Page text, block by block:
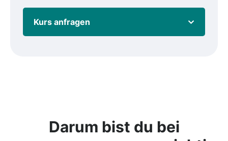
Kurs anfragen
Darum bist du bei